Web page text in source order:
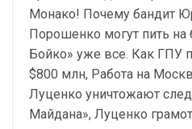
Монако! Почему бандит
Порошенко могут пить
Бойко» уже все. Как ГПУ
$800 млн, Работа на
Луценко уничтожают
Майдана», Луценко